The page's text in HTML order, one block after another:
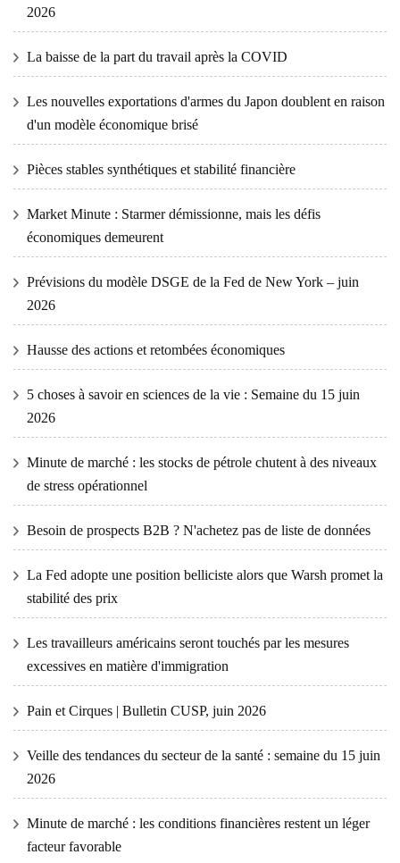
2026
La baisse de la part du travail après la COVID
Les nouvelles exportations d'armes du Japon doublent en raison
d'un modèle économique brisé
Pièces stables synthétiques et stabilité financière
Market Minute : Starmer démissionne, mais les défis
économiques demeurent
Prévisions du modèle DSGE de la Fed de New York – juin
2026
Hausse des actions et retombées économiques
5 choses à savoir en sciences de la vie : Semaine du 15 juin
2026
Minute de marché : les stocks de pétrole chutent à des niveaux
de stress opérationnel
Besoin de prospects B2B ? N'achetez pas de liste de données
La Fed adopte une position belliciste alors que Warsh promet la
stabilité des prix
Les travailleurs américains seront touchés par les mesures
excessives en matière d'immigration
Pain et Cirques | Bulletin CUSP, juin 2026
Veille des tendances du secteur de la santé : semaine du 15 juin
2026
Minute de marché : les conditions financières restent un léger
facteur favorable